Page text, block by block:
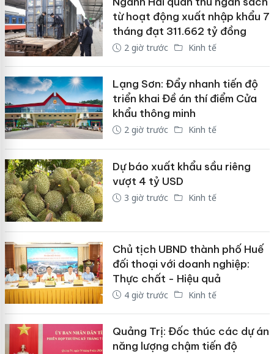
từ hoạt động xuất nhập khẩu 7
tháng đạt 311.662 tỷ đồng
2 giờ trước Kinh tế
Lạng Sơn: Đẩy nhanh tiến độ
triển khai Đề án thí điểm Cửa
khẩu thông minh
2 giờ trước Kinh tế
Dự báo xuất khẩu sầu riêng
vượt 4 tỷ USD
3 giờ trước Kinh tế
Chủ tịch UBND thành phố Huế
đối thoại với doanh nghiệp:
Thực chất - Hiệu quả
4 giờ trước Kinh tế
Quảng Trị: Đốc thúc các dự án
năng lượng chậm tiến độ